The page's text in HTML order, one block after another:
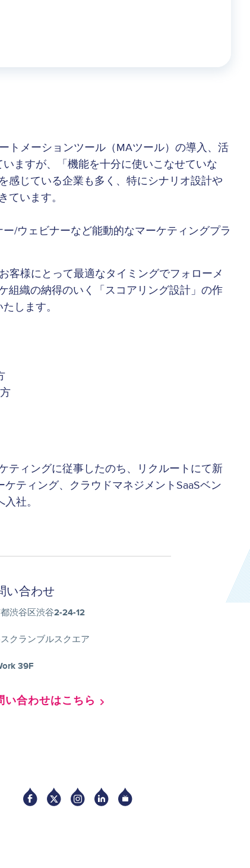
トメーションツール（MAツール）の導入、活
ますが、「機能を十分に使いこなせていな
感じている企業も多く、特にシナリオ設計や
ています。
/ウェビナーなど能動的なマーケティングプラ
客様にとって最適なタイミングでフォローメ
組織の納得のいく「スコアリング設計」の作
します。
ティングに従事したのち、リクルートにて新
ティング、クラウドマネジメントSaaSベン
社。
い合わせ
渋谷区渋谷2-24-12
クランブルスクエア
39F
い合わせはこちら